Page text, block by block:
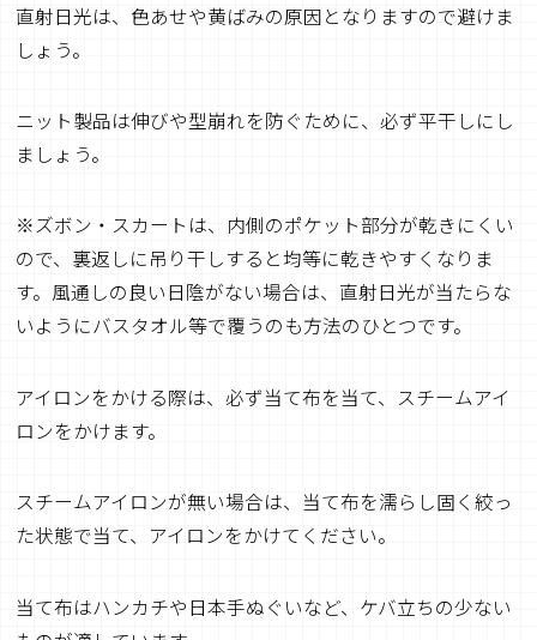
直射日光は、色あせや黄ばみの原因となりますので避けま
しょう。
ニット製品は伸びや型崩れを防ぐために、必ず平干しにし
ましょう。
※ズボン・スカートは、内側のポケット部分が乾きにくい
ので、裏返しに吊り干しすると均等に乾きやすくなりま
す。風通しの良い日陰がない場合は、直射日光が当たらな
いようにバスタオル等で覆うのも方法のひとつです。
アイロンをかける際は、必ず当て布を当て、スチームアイ
ロンをかけます。
スチームアイロンが無い場合は、当て布を濡らし固く絞っ
た状態で当て、アイロンをかけてください。
当て布はハンカチや日本手ぬぐいなど、ケバ立ちの少ない